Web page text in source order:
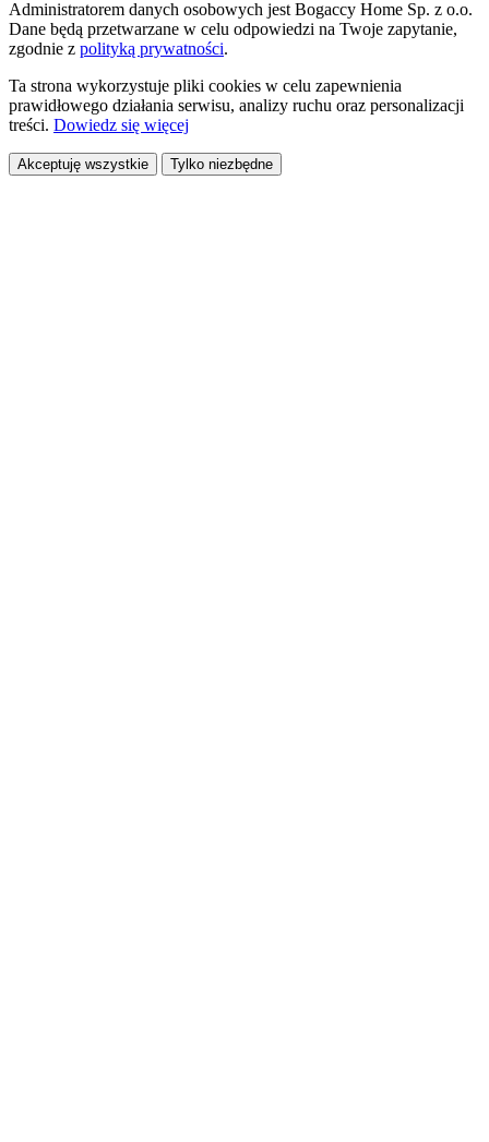
Administratorem danych osobowych jest Bogaccy Home Sp. z o.o.
Dane będą przetwarzane w celu odpowiedzi na Twoje zapytanie,
zgodnie z polityką prywatności.
Ta strona wykorzystuje pliki cookies w celu zapewnienia
prawidłowego działania serwisu, analizy ruchu oraz personalizacji
treści. Dowiedz się więcej
Akceptuję wszystkie Tylko niezbędne